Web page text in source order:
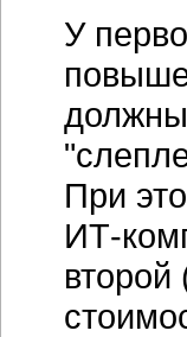
У
При
ИТ-
второй